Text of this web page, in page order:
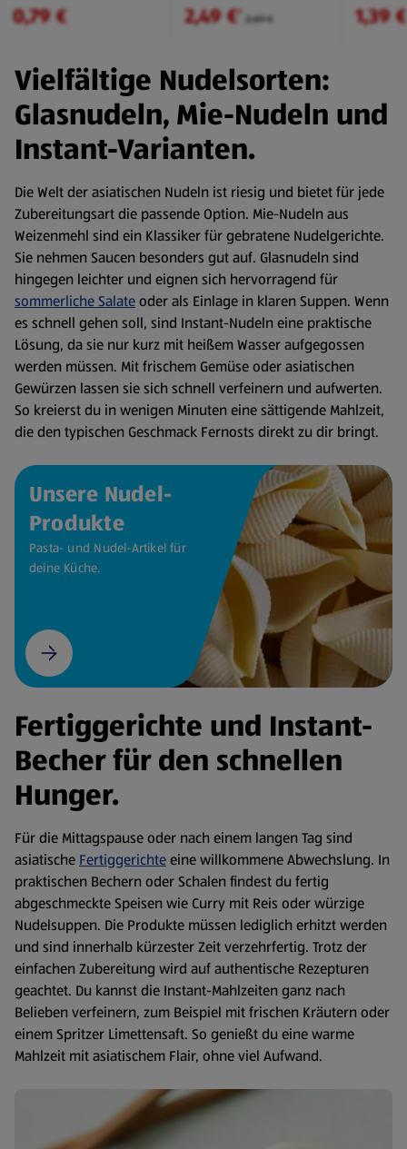
0,79 € 2,49 €² 2,69 € 1,39 €
Vielfältige Nudelsorten:
Glasnudeln, Mie-Nudeln und
Instant-Varianten.
Die Welt der asiatischen Nudeln ist riesig und bietet für jede
Zubereitungsart die passende Option. Mie-Nudeln aus
Weizenmehl sind ein Klassiker für gebratene Nudelgerichte.
Sie nehmen Saucen besonders gut auf. Glasnudeln sind
hingegen leichter und eignen sich hervorragend für
sommerliche Salateoder als Einlage in klaren Suppen. Wenn
es schnell gehen soll, sind Instant-Nudeln eine praktische
Lösung, da sie nur kurz mit heißem Wasser aufgegossen
werden müssen. Mit frischem Gemüse oder asiatischen
Gewürzen lassen sie sich schnell verfeinern und aufwerten.
So kreierst du in wenigen Minuten eine sättigende Mahlzeit,
die den typischen Geschmack Fernosts direkt zu dir bringt.
Unsere Nudel-
Produkte
Pasta- und Nudel-Artikel für
deine Küche.
Fertiggerichte und Instant-
Becher für den schnellen
Hunger.
Für die Mittagspause oder nach einem langen Tag sind
asiatische Fertiggerichteeine willkommene Abwechslung. In
praktischen Bechern oder Schalen findest du fertig
abgeschmeckte Speisen wie Curry mit Reis oder würzige
Nudelsuppen. Die Produkte müssen lediglich erhitzt werden
und sind innerhalb kürzester Zeit verzehrfertig. Trotz der
einfachen Zubereitung wird auf authentische Rezepturen
geachtet. Du kannst die Instant-Mahlzeiten ganz nach
Belieben verfeinern, zum Beispiel mit frischen Kräutern oder
einem Spritzer Limettensaft. So genießt du eine warme
Mahlzeit mit asiatischem Flair, ohne viel Aufwand.